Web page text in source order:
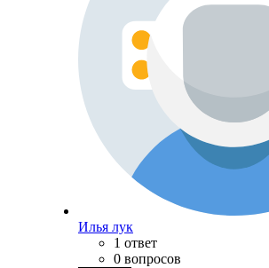
Илья лук
1 ответ
0 вопросов